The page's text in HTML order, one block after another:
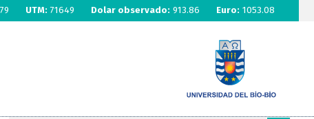
UTM: 71649 Dolar observado: 913.86 Euro: 1053.08